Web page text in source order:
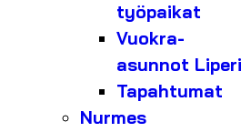
työpaikat
Vuokra-
asunnot Liperi
Tapahtumat
Nurmes